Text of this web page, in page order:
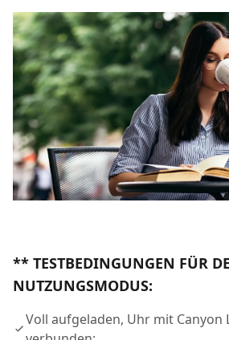
** TESTBEDINGUNGEN FÜR
NUTZUNGSMODUS:
Voll aufgeladen, Uhr mit Canyon